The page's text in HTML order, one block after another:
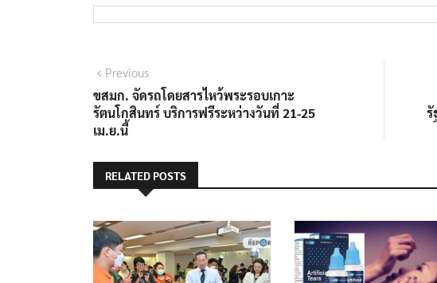
แนะแนว
เรื่อง
PreviousPrevious
post:
ขสมก. จัดรถโดยสารไหว้พระรอบเกาะ
รัตนโกสินทร์ บริการฟรีระหว่างวันที่ 21-25
เม.ย.นี้
รั
RELATED POSTS